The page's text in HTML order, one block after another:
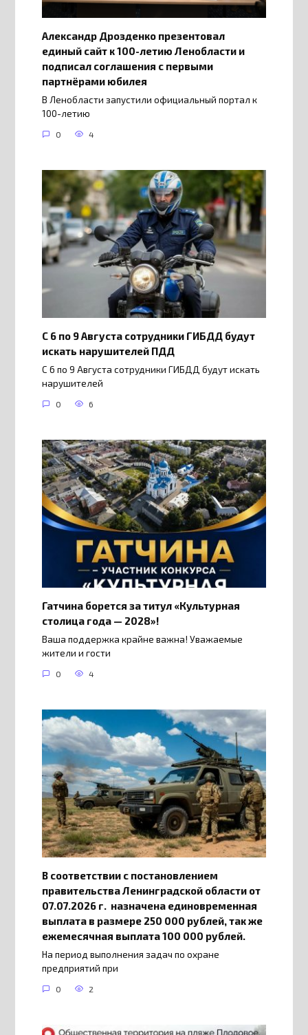
Александр Дрозденко презентовал
единый сайт к 100-летию Ленобласти и
подписал соглашения с первыми
партнёрами юбилея
В Ленобласти запустили официальный портал к
100-летию
0 4
С 6 по 9 Августа сотрудники ГИБДД будут
искать нарушителей ПДД
С 6 по 9 Августа сотрудники ГИБДД будут искать
нарушителей
0 6
Гатчина борется за титул «Культурная
столица года — 2028»!
Ваша поддержка крайне важна! Уважаемые
жители и гости
0 4
В соответствии с постановлением
правительства Ленинградской области от
07.07.2026 г. назначена единовременная
выплата в размере 250 000 рублей, так же
ежемесячная выплата 100 000 рублей.
На период выполнения задач по охране
предприятий при
0 2